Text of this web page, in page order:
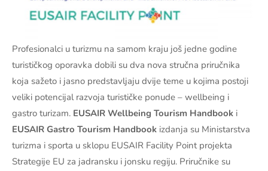
Profesionalci u turizmu na samom kraju još jedne godine
turističkog oporavka dobili su dva nova stručna priručnika
koja sažeto i jasno predstavljaju dvije teme u kojima postoji
veliki potencijal razvoja turističke ponude – wellbeing i
gastro turizam. EUSAIR Wellbeing Tourism Handbook i
EUSAIR Gastro Tourism Handbook izdanja su Ministarstva
turizma i sporta u sklopu EUSAIR Facility Point projekta
Strategije EU za jadransku i jonsku regiju. Priručnike su